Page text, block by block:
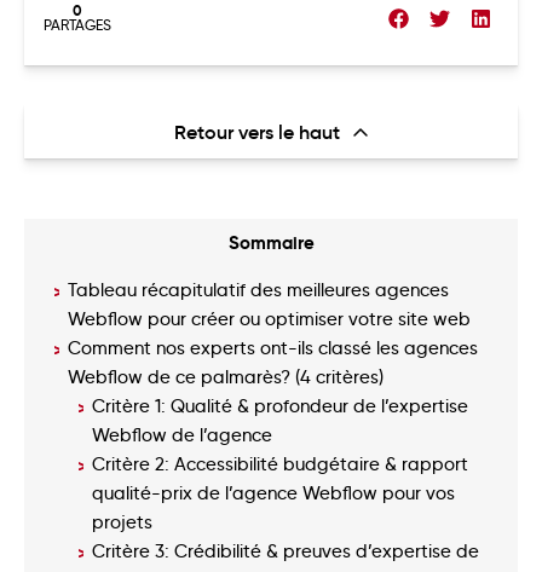
0
PARTAGES
Retour vers le haut
Sommaire
Tableau récapitulatif des meilleures agences
Webflow pour créer ou optimiser votre site web
Comment nos experts ont-ils classé les agences
Webflow de ce palmarès? (4 critères)
Critère 1: Qualité & profondeur de l’expertise
Webflow de l’agence
Critère 2: Accessibilité budgétaire & rapport
qualité-prix de l’agence Webflow pour vos
projets
Critère 3: Crédibilité & preuves d’expertise de